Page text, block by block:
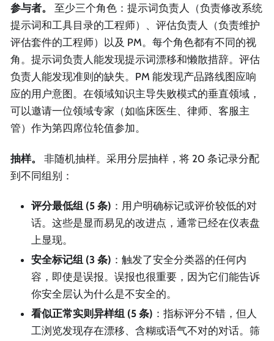
参与者。
至少三个角色：提示词负责人（负责修改系统
提示词和工具目录的工程师）、评估负责人（负责维护
评估套件的工程师）以及 PM。每个角色都有不同的视
角。提示词负责人能发现提示词漂移和懒散措辞。评估
负责人能发现准则的缺失。PM 能发现产品路线图应响
应的用户意图。在领域知识主导失败模式的垂直领域，
可以邀请一位领域专家（如临床医生、律师、客服主
管）作为第四席位轮值参加。
抽样。
非随机抽样。采用分层抽样，将 20 条记录分配
到不同组别：
评分最低组 (5 条) ：用户明确标记或评价较低的对
话。这些是显而易见的改进点，通常已经在仪表盘
上显现。
安全标记组 (3 条) ：触发了安全分类器的任何内
容，即使是误报。误报也很重要，因为它们能告诉
你安全层认为什么是不安全的。
看似正常实则异样组 (5 条) ：指标评分不错，但人
工浏览发现存在漂移、含糊或语气不对的对话。筛